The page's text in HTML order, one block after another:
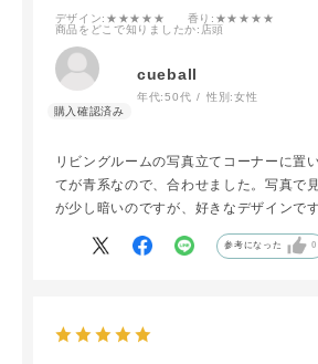
デザイン:★★★★★ 香り :★★★★★
商品をどこで知りましたか:店頭
cueball
年代:50代 性別:女性
リビングルームの写真立てコーナーに置
てが青系なので、合わせました。写真で
が少し暗いのですが、好きなデザインです
参考になった 0